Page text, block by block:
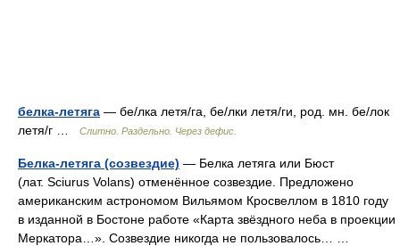
белка-летяга — бе/лка летя/га, бе/лки летя/ги, род. мн. бе/лок
летя/г …
Слитно. Раздельно. Через дефис.
Белка-летяга (созвездие) — Белка летяга или Бюст
(лат. Sciurus Volans) отменённое созвездие. Предложено
американским астрономом Вильямом Кросвеллом в 1810 году
в изданной в Бостоне работе «Карта звёздного неба в проекции
Меркатора…». Созвездие никогда не пользовалось… …